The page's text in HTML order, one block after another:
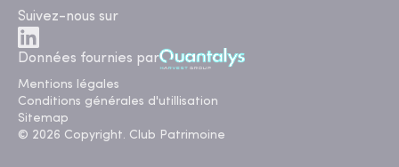
Suivez-nous sur
Données fournies par
Mentions légales
Conditions générales d'utillisation
Sitemap
© 2026 Copyright. Club Patrimoine